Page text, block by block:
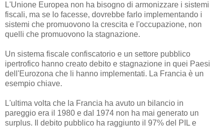
L'Unione Europea non ha bisogno di armonizzare i sistemi
fiscali, ma se lo facesse, dovrebbe farlo implementando i
sistemi che promuovono la crescita e l'occupazione, non
quelli che promuovono la stagnazione.
Un sistema fiscale confiscatorio e un settore pubblico
ipertrofico hanno creato debito e stagnazione in quei Paesi
dell'Eurozona che li hanno implementati. La Francia è un
esempio chiave.
L'ultima volta che la Francia ha avuto un bilancio in
pareggio era il 1980 e dal 1974 non ha mai generato un
surplus. Il debito pubblico ha raggiunto il 97% del PIL e